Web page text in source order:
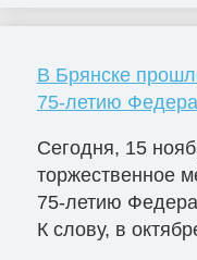
В Брянске
75-летию
Сегодня, 15
торжественное
75-летию
К слову, в